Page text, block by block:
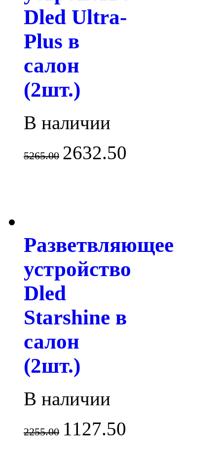
Dled Ultra-
Plus в
салон
(2шт.)
В наличии
5265.00 2632.50
Разветвляющее
устройство
Dled
Starshine в
салон
(2шт.)
В наличии
2255.00 1127.50